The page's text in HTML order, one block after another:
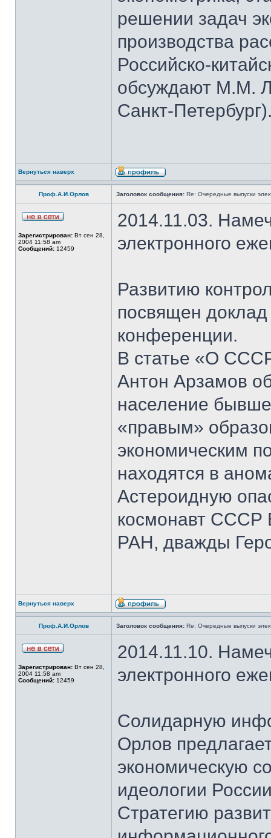
решении задач
производства
Российско-
обсуждают М.М.
Санкт-
Вернуться наверх
Проф.А.И.Орлов Заголовок сообщения: Re: Очередные выпуски
Зарегистрирован: Вт сен 28,
2004 11:58 am
Сообщений: 12459
2014.11.03.
электронного
Развитию
посвящен
конференции.
В статье «О
Антон Арзамов
население
«правым»
экономическим
находятся в
Астероидную
космонавт СССР
РАН, дважды
Вернуться наверх
Проф.А.И.Орлов Заголовок сообщения: Re: Очередные выпуски
Зарегистрирован: Вт сен 28,
2004 11:58 am
Сообщений: 12459
2014.11.10.
электронного
Солидарную
Орлов
экономическую
идеологии
Стратегию